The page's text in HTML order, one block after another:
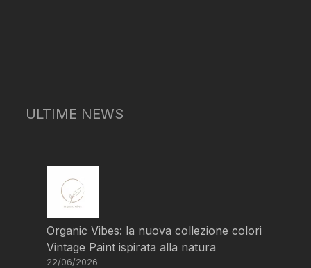
ULTIME NEWS
Organic Vibes: la nuova collezione colori
Vintage Paint ispirata alla natura
22/06/2026